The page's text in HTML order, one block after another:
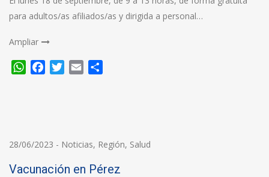
para adultos/as afiliados/as y dirigida a personal…
Ampliar
WhatsApp
FacebookTwitter
Email
28/06/2023 - Noticias, Región, Salud
Vacunación en Pérez